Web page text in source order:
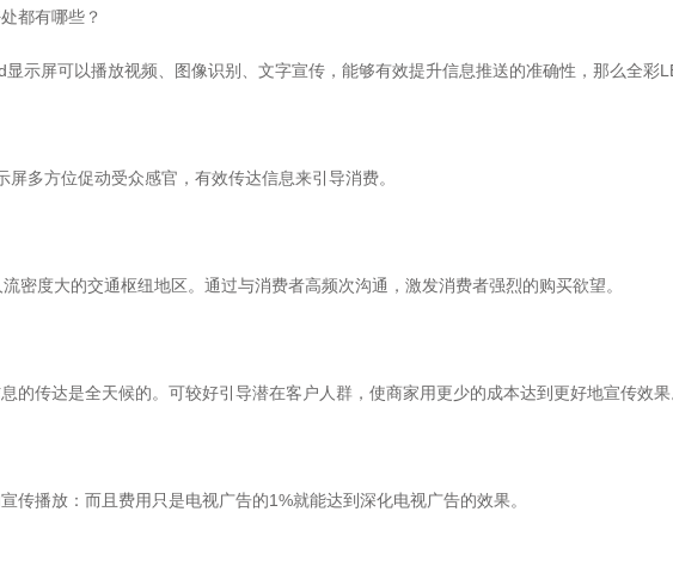
都有哪些？
示屏可以播放视频、图像识别、文字宣传，能够有效提升信息推送的准确性，那么全彩
多方位促动受众感官，有效传达信息来引导消费。
密度大的交通枢纽地区。通过与消费者高频次沟通，激发消费者强烈的购买欲望。
的传达是全天候的。可较好引导潜在客户人群，使商家用更少的成本达到更好地宣传效果
传播放：而且费用只是电视广告的1%就能达到深化电视广告的效果。